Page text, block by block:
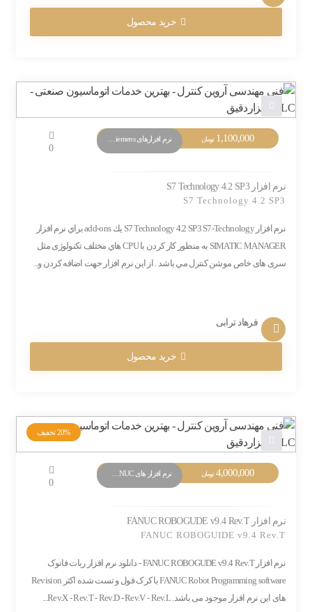
خرید محصول
1,100,000 تومان نرم افزارهای PLC Siemens
0
نرم افزار S7 Technology 4.2 SP3
S7 Technology 4.2 SP3
نرم افزار S7 Technology 4.2 SP3 S7-Technology يك add-ons براي نرم افزار
SIMATIC MANAGER به منظور كار كردن با CPU هاي مختلف تکنولوژی مثل
سری های خاص موشن کنترل مي باشد . از این نرم افزار جهت اضافه کردن و...
فرهاد ترابی
خرید محصول
20% تخفیف
4,000,000 تومان نرم افزار های PLC FANUC
0
نرم افزار FANUC ROBOGUDE v9.4 Rev.T
FANUC ROBOGUIDE v9.4 Rev.T
نرم افزار FANUC ROBOGUDE v9.4 Rev.T - دانلود نرم افزار ربات فانوک
FANUC Robot Programming software با کرک فول و تست شده اکثر Revision
های این نرم افزار موجود می باشد. Rev.X - Rev.T - Rev.D - Rev.V - Rev.L...